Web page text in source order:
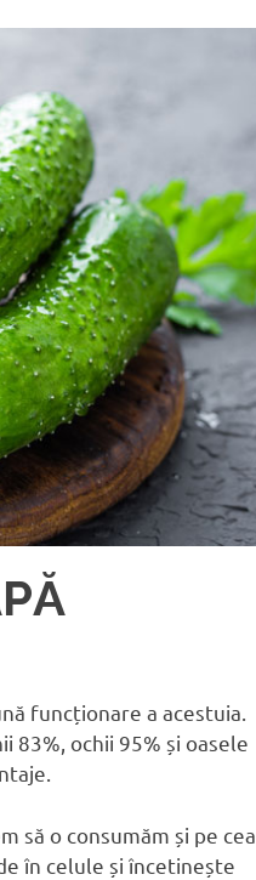
funcționare a acestuia.
83%, ochii 95% și oasele
să o consumăm și pe cea
în celule și încetinește